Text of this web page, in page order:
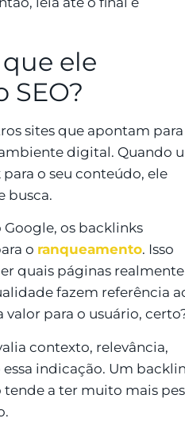
ele
sites que apontam para
digital. Quando
o seu conteúdo, ele
busca.
os backlinks
o ranqueamento. Isso
quais páginas realmente
fazem referência
para o usuário,
contexto, relevância,
indicação. Um
a ter muito mais